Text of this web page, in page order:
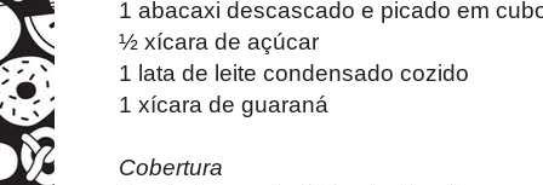
1 abacaxi descascado e picado em
½ xícara de açúcar
1 lata de leite condensado cozido
1 xícara de guaraná
Cobertura